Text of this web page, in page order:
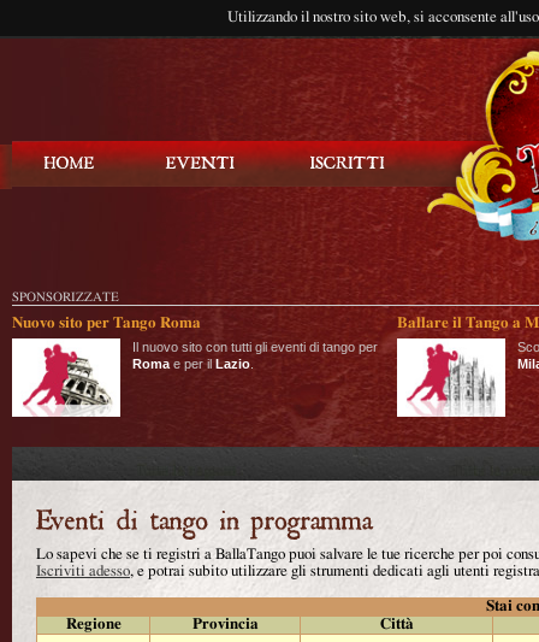
Utilizzando il nostro sito web, si acconsente
SPONSORIZZATE
Nuovo sito per Tango Roma
Il nuovo sito con tutti gli eventi di tango per
Roma e per il Lazio
Ballare il Tango a
Lo sapevi che se ti registri a BallaTango puoi salvare le tue ricerche per poi
Iscriviti adesso, e potrai subito utilizzare gli strumenti dedicati agli utenti
Stai
Regione
Provincia
Città